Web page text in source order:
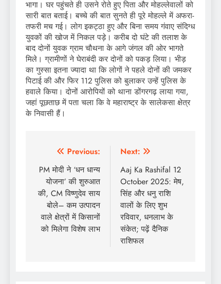
भागा। घर पहुंचते ही उसने रोते हुए पिता और मोहल्लेवालों को
सारी बात बताई। बच्चे की बात सुनते ही पूरे मोहल्ले में अफरा-
तफरी मच गई। लोग इकट्ठा हुए और बिना समय गंवाए संदिग्ध
युवकों की खोज में निकल पड़े। करीब दो घंटे की तलाश के
बाद दोनों युवक ग्राम चौथना के आगे जंगल की ओर भागते
मिले। ग्रामीणों ने घेराबंदी कर दोनों को पकड़ लिया। भीड़
का गुस्सा इतना ज्यादा था कि लोगों ने पहले दोनों की जमकर
पिटाई की और फिर 112 पुलिस को बुलाकर उन्हें पुलिस के
हवाले किया। दोनों आरोपियों को थाना डोंगरगढ़ लाया गया,
जहां पूछताछ में पता चला कि वे महाराष्ट्र के सालेकसा क्षेत्र
के निवासी हैं।
Post
navigation
Previous:
PM मोदी ने ‘धन धान्य
योजना’ की शुरुआत
की, CM विष्णुदेव साय
बोले– कम उत्पादन
वाले क्षेत्रों में किसानों
को मिलेगा विशेष लाभ
Next:
Aaj Ka Rashifal 12
October 2025: मेष,
सिंह और धनु राशि
वालों के लिए शुभ
रविवार, धनलाभ के
संकेत; पढ़ें दैनिक
राशिफल